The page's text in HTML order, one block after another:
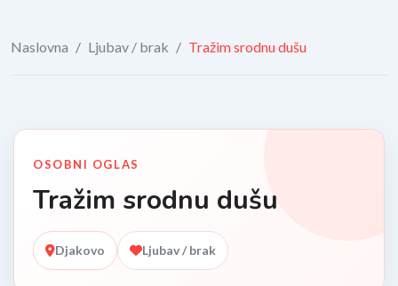
Naslovna / Ljubav / brak / Tražim srodnu dušu
OSOBNI OGLAS
Tražim srodnu dušu
Djakovo Ljubav / brak